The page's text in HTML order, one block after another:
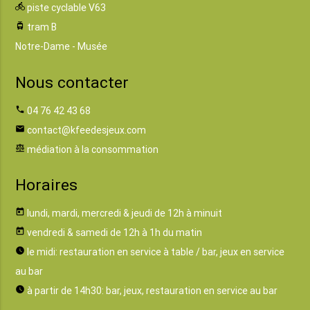
directions_bike piste cyclable V63
tram tram B
Notre-Dame - Musée
Nous contacter
phone 04 76 42 43 68
email contact@kfeedesjeux.com
balance médiation à la consommation
Horaires
today lundi, mardi, mercredi & jeudi de 12h à minuit
today vendredi & samedi de 12h à 1h du matin
watch_later le midi: restauration en service à table / bar, jeux en service
au bar
watch_later à partir de 14h30: bar, jeux, restauration en service au bar